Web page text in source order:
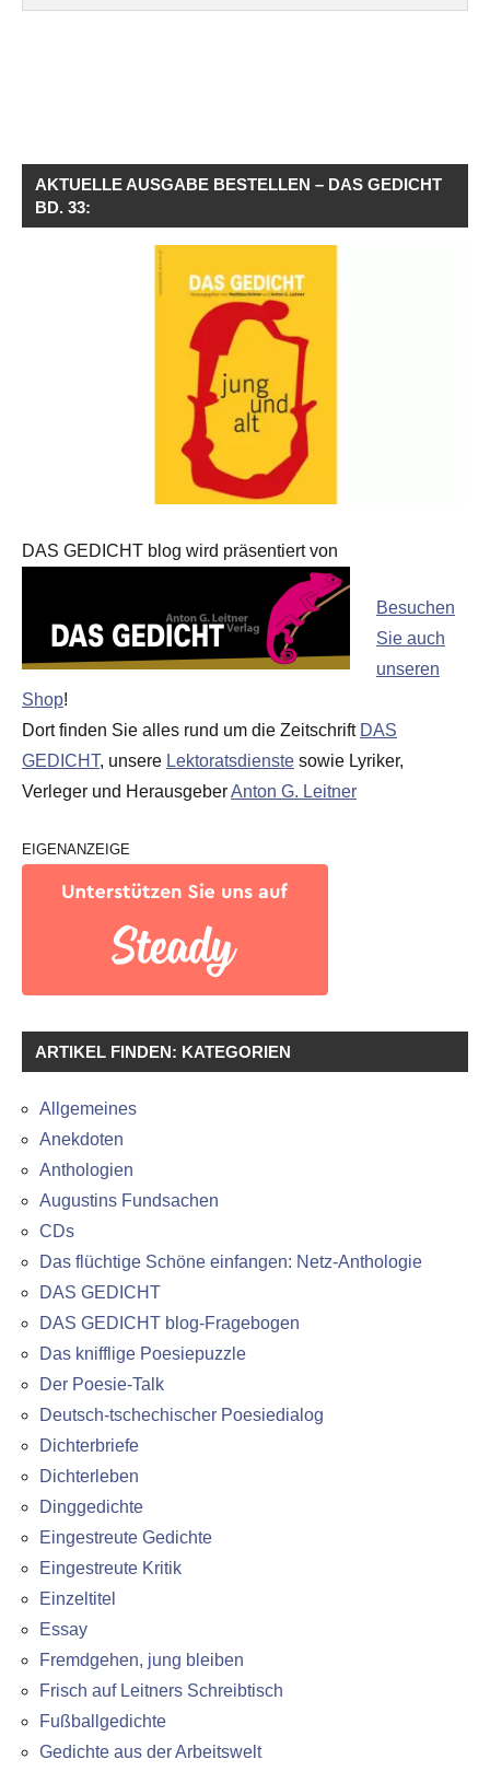
AKTUELLE AUSGABE BESTELLEN – DAS GEDICHT
BD. 33:
DAS GEDICHT blog wird präsentiert von
Besuchen
Sie auch
unseren
Shop!
Dort finden Sie alles rund um die Zeitschrift DAS
GEDICHT, unsere Lektoratsdienste sowie Lyriker,
Verleger und HerausgeberAnton G. Leitner
EIGENANZEIGE
ARTIKEL FINDEN: KATEGORIEN
Allgemeines
Anekdoten
Anthologien
Augustins Fundsachen
CDs
Das flüchtige Schöne einfangen: Netz-Anthologie
DAS GEDICHT
DAS GEDICHT blog-Fragebogen
Das knifflige Poesiepuzzle
Der Poesie-Talk
Deutsch-tschechischer Poesiedialog
Dichterbriefe
Dichterleben
Dinggedichte
Eingestreute Gedichte
Eingestreute Kritik
Einzeltitel
Essay
Fremdgehen, jung bleiben
Frisch auf Leitners Schreibtisch
Fußballgedichte
Gedichte aus der Arbeitswelt